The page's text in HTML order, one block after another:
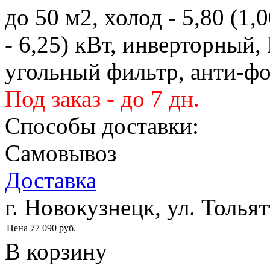
до 50 м2, холод - 5,80
- 6,25) кВт, инверторный,
угольный фильтр, анти-
Под заказ - до 7 дн.
Способы доставки:
Самовывоз
Доставка
г. Новокузнецк, ул.
Цена 77 090 руб.
В корзину